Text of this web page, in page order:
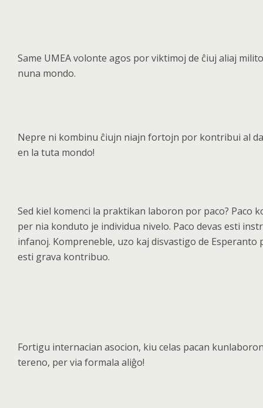
Same UMEA volonte agos por viktimoj de ĉiuj aliaj
nuna mondo.
Nepre ni kombinu ĉiujn niajn fortojn por kontribui al da
en la tuta mondo!
Sed kiel komenci la praktikan laboron por paco? Paco
per nia konduto je individua nivelo. Paco devas esti
infanoj. Kompreneble, uzo kaj disvastigo de Esperanto
esti grava kontribuo.
Fortigu internacian asocion, kiu celas pacan
tereno, per via formala aliĝo!